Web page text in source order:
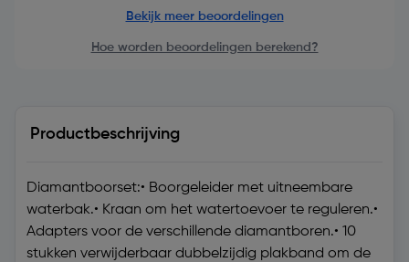
Bekijk meer beoordelingen
Hoe worden beoordelingen berekend?
Productbeschrijving
Diamantboorset:• Boorgeleider met uitneembare
waterbak.• Kraan om het watertoevoer te reguleren.•
Adapters voor de verschillende diamantboren.• 10
stukken verwijderbaar dubbelzijdig plakband om de